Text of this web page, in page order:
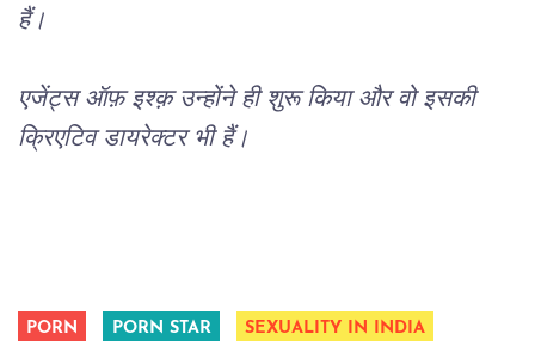
हैं।
एजेंट्स ऑफ़ इश्क़ उन्होंने ही शुरू किया और वो इसकी
क्रिएटिव डायरेक्टर भी हैं।
PORN PORN STAR SEXUALITY IN INDIA